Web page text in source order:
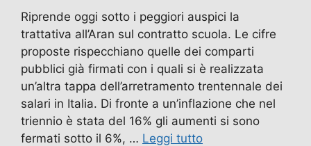
Riprende oggi sotto i peggiori auspici la
trattativa all’Aran sul contratto scuola. Le cifre
proposte rispecchiano quelle dei comparti
pubblici già firmati con i quali si è realizzata
un’altra tappa dell’arretramento trentennale dei
salari in Italia. Di fronte a un’inflazione che nel
triennio è stata del 16% gli aumenti si sono
fermati sotto il 6%, … Leggi tutto